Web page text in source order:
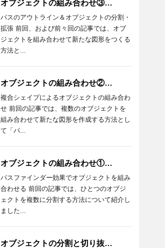
オブジェクトの組み合わせ③／Illustrator_026
パスのアウトライン＆オブジェクトの分割・
拡張 前回、および前々回の記事では、オブ
ジェクトを組み合わせて新たな図形をつくる
方法と...
オブジェクトの組み合わせ②／Illustrator_025
複合シェイプによるオブジェクトの組み合わ
せ 前回の記事では、複数のオブジェクトを
組み合わせて新たな図形を作成する方法とし
て「パ...
オブジェクトの組み合わせ①／Illustrator_024
パスファインダー効果でオブジェクトを組み
合わせる 前回の記事では、ひとつのオブジ
ェクトを複数に分割する方法について紹介し
ました...
オブジェクトの分割と切り抜き／Illustrator_023